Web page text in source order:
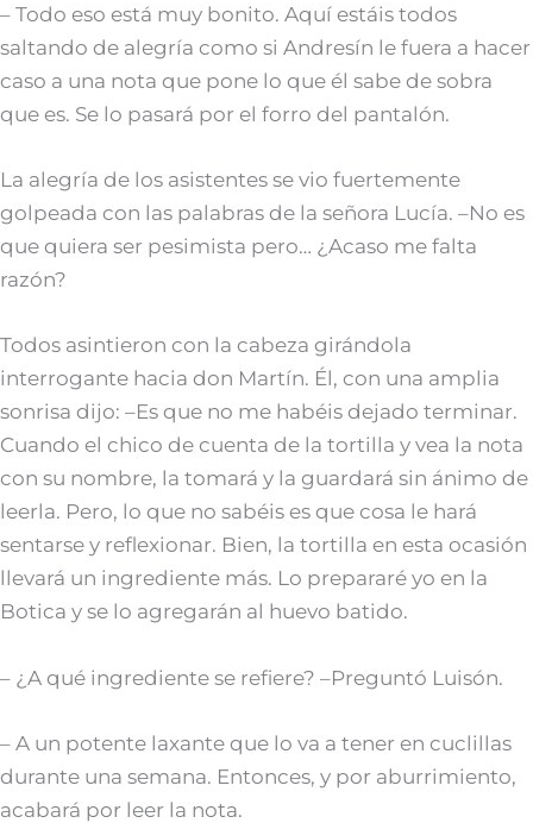
– Todo eso está muy bonito. Aquí estáis todos
saltando de alegría como si Andresín le fuera a hacer
caso a una nota que pone lo que él sabe de sobra
que es. Se lo pasará por el forro del pantalón.
La alegría de los asistentes se vio fuertemente
golpeada con las palabras de la señora Lucía. –No es
que quiera ser pesimista pero… ¿Acaso me falta
razón?
Todos asintieron con la cabeza girándola
interrogante hacia don Martín. Él, con una amplia
sonrisa dijo: –Es que no me habéis dejado terminar.
Cuando el chico de cuenta de la tortilla y vea la nota
con su nombre, la tomará y la guardará sin ánimo de
leerla. Pero, lo que no sabéis es que cosa le hará
sentarse y reflexionar. Bien, la tortilla en esta ocasión
llevará un ingrediente más. Lo prepararé yo en la
Botica y se lo agregarán al huevo batido.
– ¿A qué ingrediente se refiere? –Preguntó Luisón.
– A un potente laxante que lo va a tener en cuclillas
durante una semana. Entonces, y por aburrimiento,
acabará por leer la nota.